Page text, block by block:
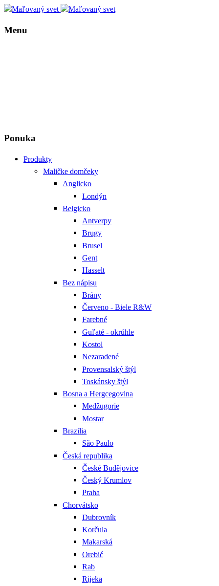
Menu
Ponuka
Produkty
Maličke domčeky
Anglicko
Londýn
Belgicko
Antverpy
Brugy
Brusel
Gent
Hasselt
Bez nápisu
Brány
Červeno - Biele R&W
Farebné
Guľaté - okrúhle
Kostol
Nezaradené
Provensalský štýl
Toskánsky štýl
Bosna a Hergcegovina
Medžugorie
Mostar
Brazilia
São Paulo
Česká republika
České Budějovice
Český Krumlov
Praha
Chorvátsko
Dubrovník
Korčula
Makarská
Orebić
Rab
Rijeka